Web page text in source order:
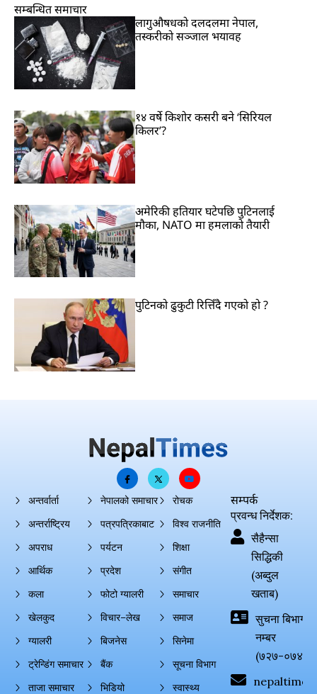
सम्बन्धित समाचार
लागुऔषधको दलदलमा नेपाल,
तस्करीको सञ्जाल भयावह
१४ वर्षे किशोर कसरी बने ‘सिरियल
किलर’?
अमेरिकी हतियार घटेपछि पुटिनलाई
मौका, NATO मा हमलाको तैयारी
पुटिनको ढुकुटी रित्तिँदै गएको हो ?
अन्तर्वार्ता
अन्तर्राष्ट्रिय
अपराध
आर्थिक
कला
खेलकुद
ग्यालरी
ट्रेन्डिंग समाचार
ताजा समाचार
नेपालको समाचार
पत्रपत्रिकाबाट
पर्यटन
प्रदेश
फोटो ग्यालरी
विचार–लेख
बिजनेस
बैंक
भिडियो
रोचक
विश्व राजनीति
शिक्षा
संगीत
समाचार
समाज
सिनेमा
सूचना विभाग
स्वास्थ्य
सम्पर्क
प्रवन्ध निर्देशक:
सैहैन्सा
सिद्धिकी
(अब्दुल
खताब)
सुचना बिभाग
नम्बर
(७२७-०७४-